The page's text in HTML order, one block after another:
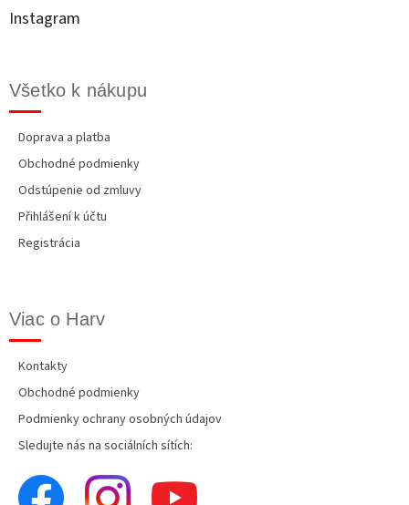
Instagram
Všetko k nákupu
Doprava a platba
Obchodné podmienky
Odstúpenie od zmluvy
Přihlášení k účtu
Registrácia
Viac o Harv
Kontakty
Obchodné podmienky
Podmienky ochrany osobných údajov
Sledujte nás na sociálních sítích: